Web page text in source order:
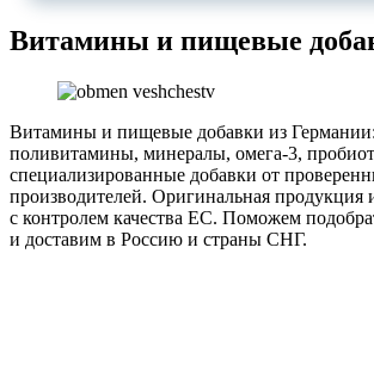
Витамины и пищевые
Витамины и пищевые добавки из
поливитамины, минералы, омега-3,
специализированные добавки от
производителей. Оригинальная продукция
с контролем качества ЕС. Поможем
и доставим в Россию и страны СНГ.